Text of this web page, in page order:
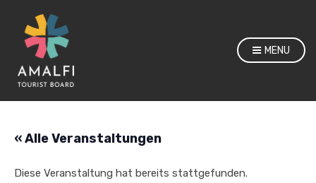
MENU
« Alle Veranstaltungen
Diese Veranstaltung hat bereits stattgefunden.